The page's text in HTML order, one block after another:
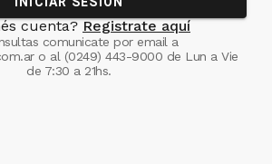
cuenta? Registrate aquí
comunicate por email a
o al (0249) 443-9000 de Lun a Vie
de 7:30 a 21hs.